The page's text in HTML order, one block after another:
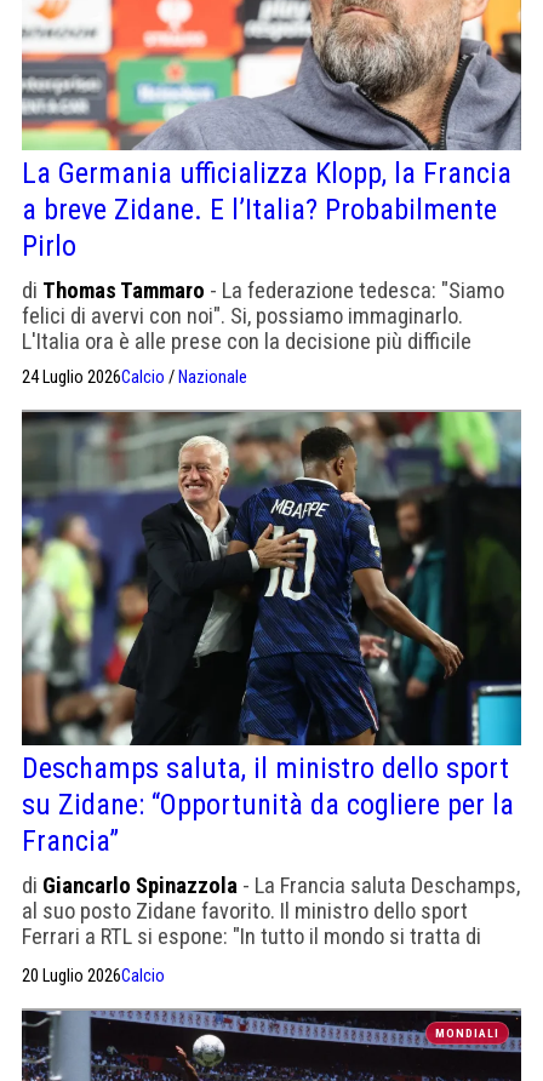
La Germania ufficializza Klopp, la Francia
a breve Zidane. E l’Italia? Probabilmente
Pirlo
di Thomas Tammaro - La federazione tedesca: "Siamo
felici di avervi con noi". Si, possiamo immaginarlo.
L'Italia ora è alle prese con la decisione più difficile
24 Luglio 2026Calcio / Nazionale
Deschamps saluta, il ministro dello sport
su Zidane: “Opportunità da cogliere per la
Francia”
di Giancarlo Spinazzola - La Francia saluta Deschamps,
al suo posto Zidane favorito. Il ministro dello sport
Ferrari a RTL si espone: "In tutto il mondo si tratta di
20 Luglio 2026Calcio
MONDIALI